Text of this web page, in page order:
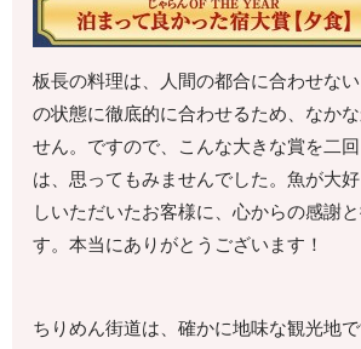
板長の料理は、人間の都合に合わせな
の状態に徹底的に合わせるため、なか
せん。ですので、こんな大きな賞を二
は、思ってもみませんでした。魚が大
しいただいたお客様に、心からの感謝
す。本当にありがとうございます！
ちりめん街道は、確かに地味な観光地